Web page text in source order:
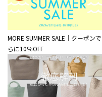
MORE SUMMER SALE｜クーポン
らに10％OFF